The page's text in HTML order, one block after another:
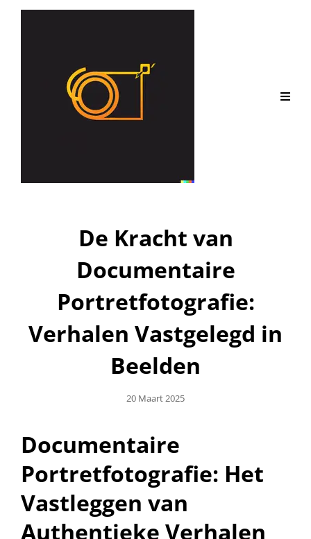
De Kracht van
Documentaire
Portretfotografie:
Verhalen Vastgelegd in
Beelden
Geplaatst
20 Maart 2025
Documentaire
Portretfotografie: Het
Vastleggen van
Authentieke Verhalen